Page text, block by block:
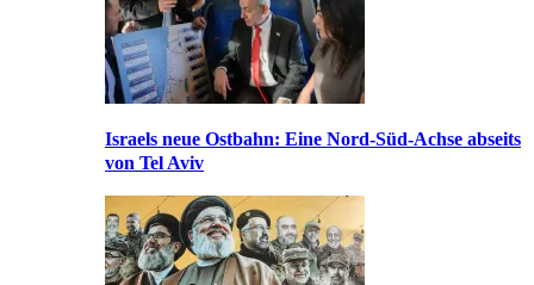
Israels neue Ostbahn: Eine Nord-Süd-Achse abseits
von Tel Aviv